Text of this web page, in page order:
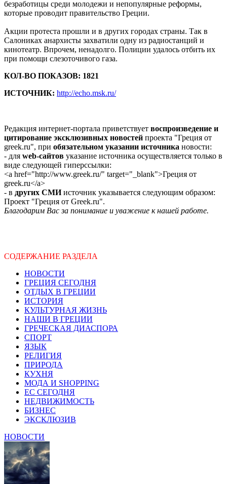
безработицы среди молодежи и непопулярные реформы,
которые проводит правительство Греции.
Акции протеста прошли и в других городах страны. Так в
Салониках анархисты захватили одну из радиостанций и
кинотеатр. Впрочем, ненадолго. Полиции удалось отбить их
при помощи слезоточивого газа.
КОЛ-ВО ПОКАЗОВ: 1821
ИСТОЧНИК: http://echo.msk.ru/
Редакция интернет-портала приветствует воспроизведение и
цитирование эксклюзивных новостей проекта "Греция от
greek.ru", при обязательном указании источника новости:
- для web-сайтов указание источника осуществляется только в
виде следующей гиперссылки:
<a href="http://www.greek.ru/" target="_blank">Греция от
greek.ru</a>
- в других СМИисточник указывается следующим образом:
Проект "Греция от Greek.ru".
Благодарим Вас за понимание и уважение к нашей работе.
СОДЕРЖАНИЕ РАЗДЕЛА
НОВОСТИ
ГРЕЦИЯ СЕГОДНЯ
ОТДЫХ В ГРЕЦИИ
ИСТОРИЯ
КУЛЬТУРНАЯ ЖИЗНЬ
НАШИ В ГРЕЦИИ
ГРЕЧЕСКАЯ ДИАСПОРА
СПОРТ
ЯЗЫК
РЕЛИГИЯ
ПРИРОДА
КУХНЯ
МОДА И SHOPPING
ЕС СЕГОДНЯ
НЕДВИЖИМОСТЬ
БИЗНЕС
ЭКСКЛЮЗИВ
НОВОСТИ